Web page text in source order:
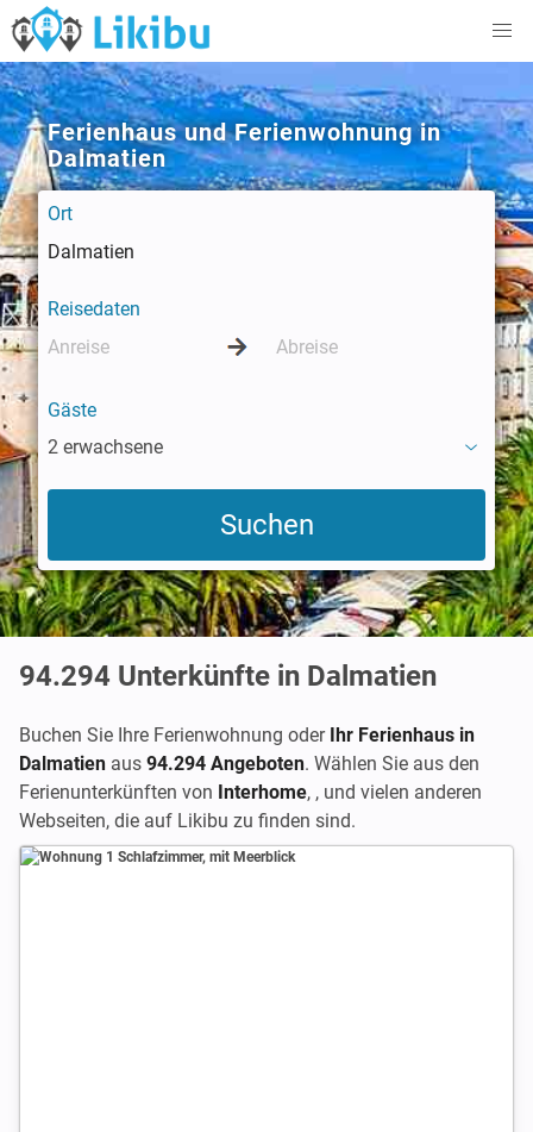
Ferienhaus und Ferienwohnung in
Dalmatien
Ort
Reisedaten
Gäste
2 erwachsene
94.294 Unterkünfte in Dalmatien
Buchen Sie Ihre Ferienwohnung oder Ihr Ferienhaus in
Dalmatien aus 94.294 Angeboten. Wählen Sie aus den
Ferienunterkünften von Interhome, , und vielen anderen
Webseiten, die auf Likibu zu finden sind.